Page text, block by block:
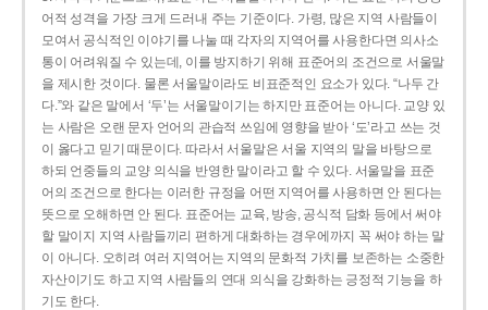
어적 성격을 가장 크게 드러내 주는 기준이다. 가령, 많은 지역 사람들이
모여서 공식적인 이야기를 나눌 때 각자의 지역어를 사용한다면 의사소
통이 어려워질 수 있는데, 이를 방지하기 위해 표준어의 조건으로 서울말
을 제시한 것이다. 물론 서울말이라도 비표준적인 요소가 있다. “나두 간
다.”와 같은 말에서 ‘두’는 서울말이기는 하지만 표준어는 아니다. 교양 있
는 사람은 오랜 문자 언어의 관습적 쓰임에 영향을 받아 ‘도’라고 쓰는 것
이 옳다고 믿기 때문이다. 따라서 서울말은 서울 지역의 말을 바탕으로
하되 언중들의 교양 의식을 반영한 말이라고 할 수 있다. 서울말을 표준
어의 조건으로 한다는 이러한 규정을 어떤 지역어를 사용하면 안 된다는
뜻으로 오해하면 안 된다. 표준어는 교육, 방송, 공식적 담화 등에서 써야
할 말이지 지역 사람들끼리 편하게 대화하는 경우에까지 꼭 써야 하는 말
이 아니다. 오히려 여러 지역어는 지역의 문화적 가치를 보존하는 소중한
자산이기도 하고 지역 사람들의 연대 의식을 강화하는 긍정적 기능을 하
기도 한다.